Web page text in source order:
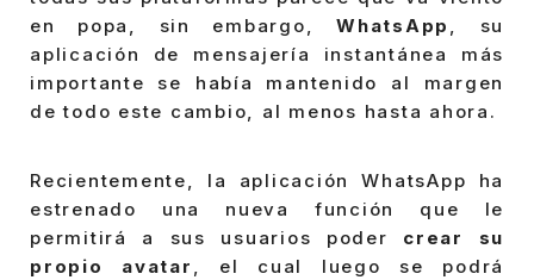
en popa, sin embargo,WhatsApp , su
aplicación de mensajería instantánea más
importante se había mantenido al margen
de todo este cambio, al menos hasta ahora.
Recientemente, la aplicación WhatsApp ha
estrenado una nueva función que le
permitirá a sus usuarios poder crear su
propio avatar , el cual luego se podrá